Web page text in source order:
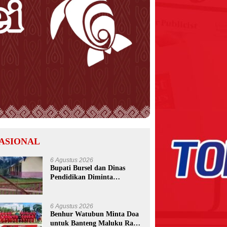
6 Agustus 2026
Bupati Bursel dan Dinas
Pendidikan Diminta
6 Agustus 2026
Benhur Watubun Minta Doa
untuk Banteng Maluku Raya